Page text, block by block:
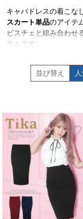
キャバドレスの着こな
スカート単品のアイテ
ビスチェと組み合わせ
テムです。
アフターや私服でも使
賢く可愛く、毎日の
お手持ちのトップスと
のトレンドコーデにも
1枚持っておくだけで
派手すぎないデザイ
お店に入ってからアク
成します。
並び替え